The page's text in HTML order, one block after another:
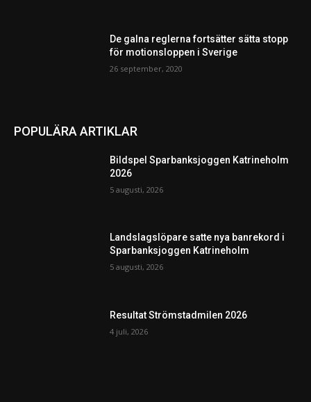
De galna reglerna fortsätter sätta stopp
för motionsloppen i Sverige
26 september, 2020
POPULÄRA ARTIKLAR
Bildspel Sparbanksjoggen Katrineholm
2026
5 augusti, 2026
Landslagslöpare satte nya banrekord i
Sparbanksjoggen Katrineholm
5 augusti, 2026
Resultat Strömstadmilen 2026
4 juli, 2026